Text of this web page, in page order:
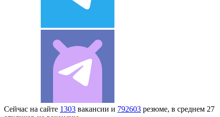
Сейчас на сайте 1303 вакансии и 792603 резюме, в среднем 27